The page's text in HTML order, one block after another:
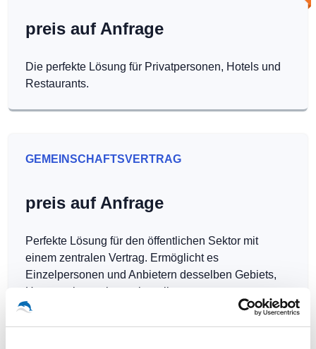
preis auf Anfrage
Die perfekte Lösung für Privatpersonen, Hotels und
Restaurants.
GEMEINSCHAFTSVERTRAG
preis auf Anfrage
Perfekte Lösung für den öffentlichen Sektor mit
einem zentralen Vertrag. Ermöglicht es
Einzelpersonen und Anbietern desselben Gebiets,
Hotspots kostenlos zu betreiben.